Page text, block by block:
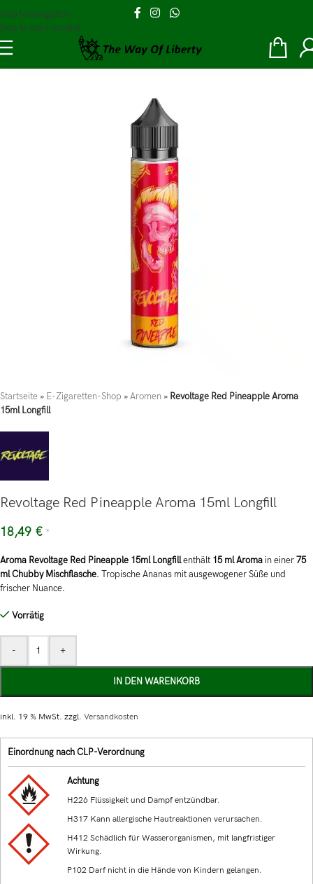
Skip to navigation
Skip to main content
Startseite » E-Zigaretten-Shop »Aromen » Revoltage Red Pineapple Aroma
15ml Longfill
Revoltage Red Pineapple Aroma 15ml Longfill
18,49 € *
Aroma Revoltage Red Pineapple 15ml Longfillenthält 15 ml Aroma in einer75
ml Chubby Mischflasche. Tropische Ananas mit ausgewogener Süße und
frischer Nuance.
Vorrätig
- +
IN DEN WARENKORB
inkl. 19 % MwSt. zzgl. Versandkosten
Einordnung nach CLP-Verordnung
Achtung
H226 Flüssigkeit und Dampf entzündbar.
H317 Kann allergische Hautreaktionen verursachen.
H412 Schädlich für Wasserorganismen, mit langfristiger
Wirkung.
P102 Darf nicht in die Hände von Kindern gelangen.